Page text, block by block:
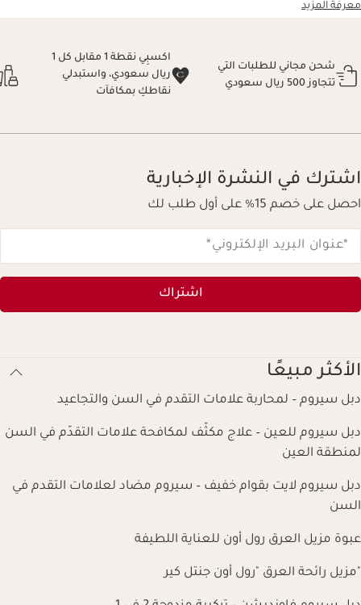
معرفة المزيد
شحن مجاني للطلبات التي
تتجاوز 500 ريال سعودي
اكسبِي نقطة 1 مقابل كل 1
ريال سعودي، واستبدلي
نقاطكِ بمكافآت
اشترك في النشرة الإخبارية
احصل على خصم 15% على أول طلب لك
*عنوان البريد الإلكتروني*
اشتراك
الأكثر مبيعًا
دبل سيروم – لمحاربة علامات التقدم في السن والتجاعيد
دبل سيروم للعين – علاج مكثّف لمكافحة علامات التقدّم في السن
لمنطقة العين
دبل سيروم لايت بقوام خفيف – سيروم مضاد لعلامات التقدم في
السن
عبوة مزيل العرق رول أون للعناية اللطيفة
"مزيل رائحة العرق "رول أون جنتل كير